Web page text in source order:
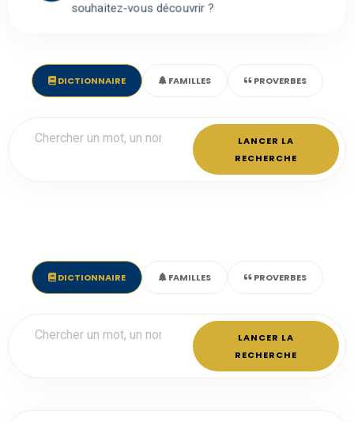
souhaitez-vous découvrir ?
DICTIONNAIRE FAMILLES PROVERBES
LANCER LA
RECHERCHE
DICTIONNAIRE FAMILLES PROVERBES
LANCER LA
RECHERCHE